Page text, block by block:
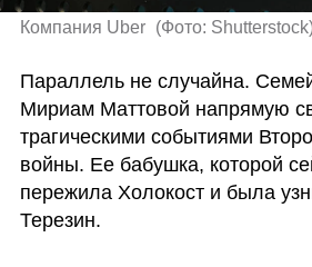
Компания Uber (Фото: Shutterstock
Параллель не случайна.
Мириам Маттовой напрямую
трагическими событиями
войны. Ее бабушка, которой
пережила Холокост и была
Терезин.